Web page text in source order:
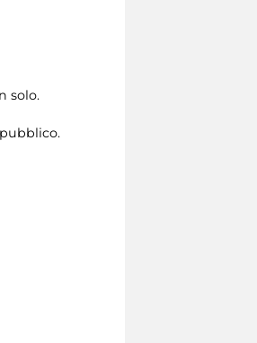
solo.